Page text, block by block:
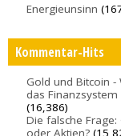
Energieunsinn
Kommentar-Hits
Gold und Bitcoin -
das Finanzsystem
(16,386)
Die falsche Frage:
oder Aktien?